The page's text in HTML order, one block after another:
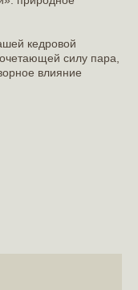
кедровой
силу пара,
влияние